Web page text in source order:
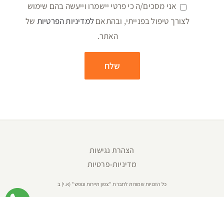
אני מסכים/ה כי פרטי יישמרו וייעשה בהם שימוש
לצורך טיפול בפנייתי, ובהתאםלמדיניות הפרטיות של
האתר.
הצהרת נגישות
מדיניות-פרטיות
כל הזכויות שמורות לחברת "צפון תיירות ונופש" (א.י) ב